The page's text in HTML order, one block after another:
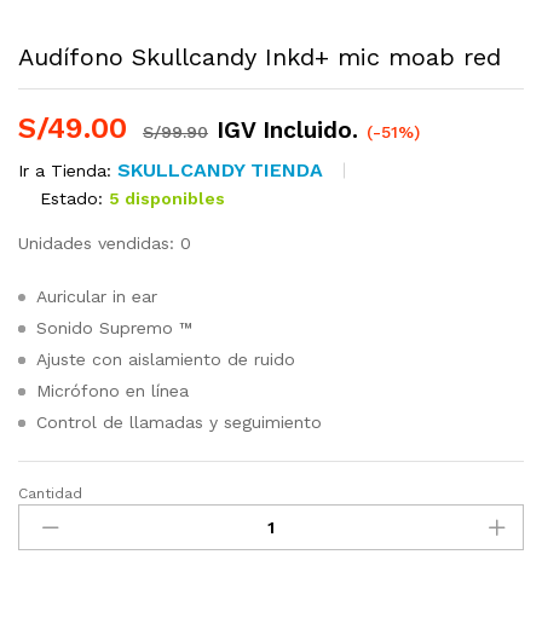
Audífono Skullcandy Inkd+ mic moab red
S/49.00 S/99.90 IGV Incluido. (-51%)
Ir a Tienda: SKULLCANDY TIENDA
Estado: 5 disponibles
Unidades vendidas: 0
Auricular in ear
Sonido Supremo ™
Ajuste con aislamiento de ruido
Micrófono en línea
Control de llamadas y seguimiento
Audífono
Skullcandy
Inkd+
Cantidad